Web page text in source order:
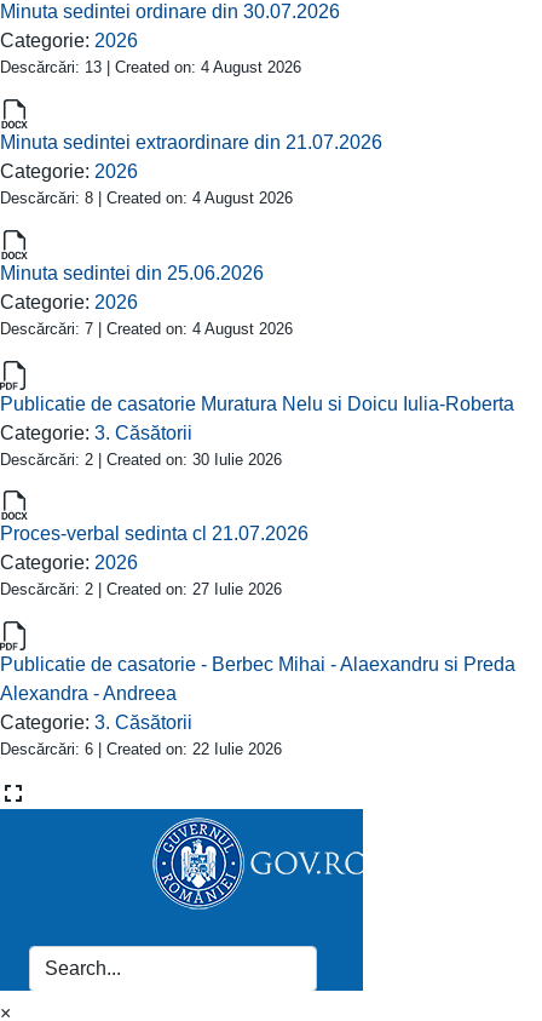
Minuta sedintei ordinare din 30.07.2026
Categorie: 2026
Descărcări: 13 | Created on: 4 August 2026
Minuta sedintei extraordinare din 21.07.2026
Categorie: 2026
Descărcări: 8 | Created on: 4 August 2026
Minuta sedintei din 25.06.2026
Categorie: 2026
Descărcări: 7 | Created on: 4 August 2026
Publicatie de casatorie Muratura Nelu si Doicu Iulia-Roberta
Categorie: 3. Căsătorii
Descărcări: 2 | Created on: 30 Iulie 2026
Proces-verbal sedinta cl 21.07.2026
Categorie: 2026
Descărcări: 2 | Created on: 27 Iulie 2026
Publicatie de casatorie - Berbec Mihai - Alaexandru si Preda
Alexandra - Andreea
Categorie: 3. Căsătorii
Descărcări: 6 | Created on: 22 Iulie 2026
×